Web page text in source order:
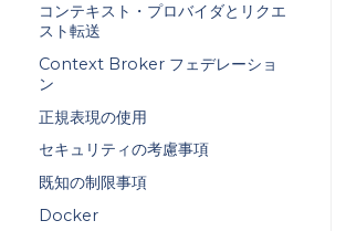
コンテキスト・プロバイダとリクエ
スト転送
Context Broker フェデレーショ
ン
正規表現の使用
セキュリティの考慮事項
既知の制限事項
Docker